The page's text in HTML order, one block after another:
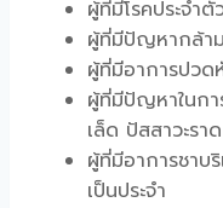
ผู้ที่มีโรคประจำ
ผู้ที่มีปัญหากล้า
ผู้ที่มีอาการปวด
ผู้ที่มีปัญหาในกา
เล็ด ปัสสาวะรา
ผู้ที่มีอาการชาบ
เป็นประจำ